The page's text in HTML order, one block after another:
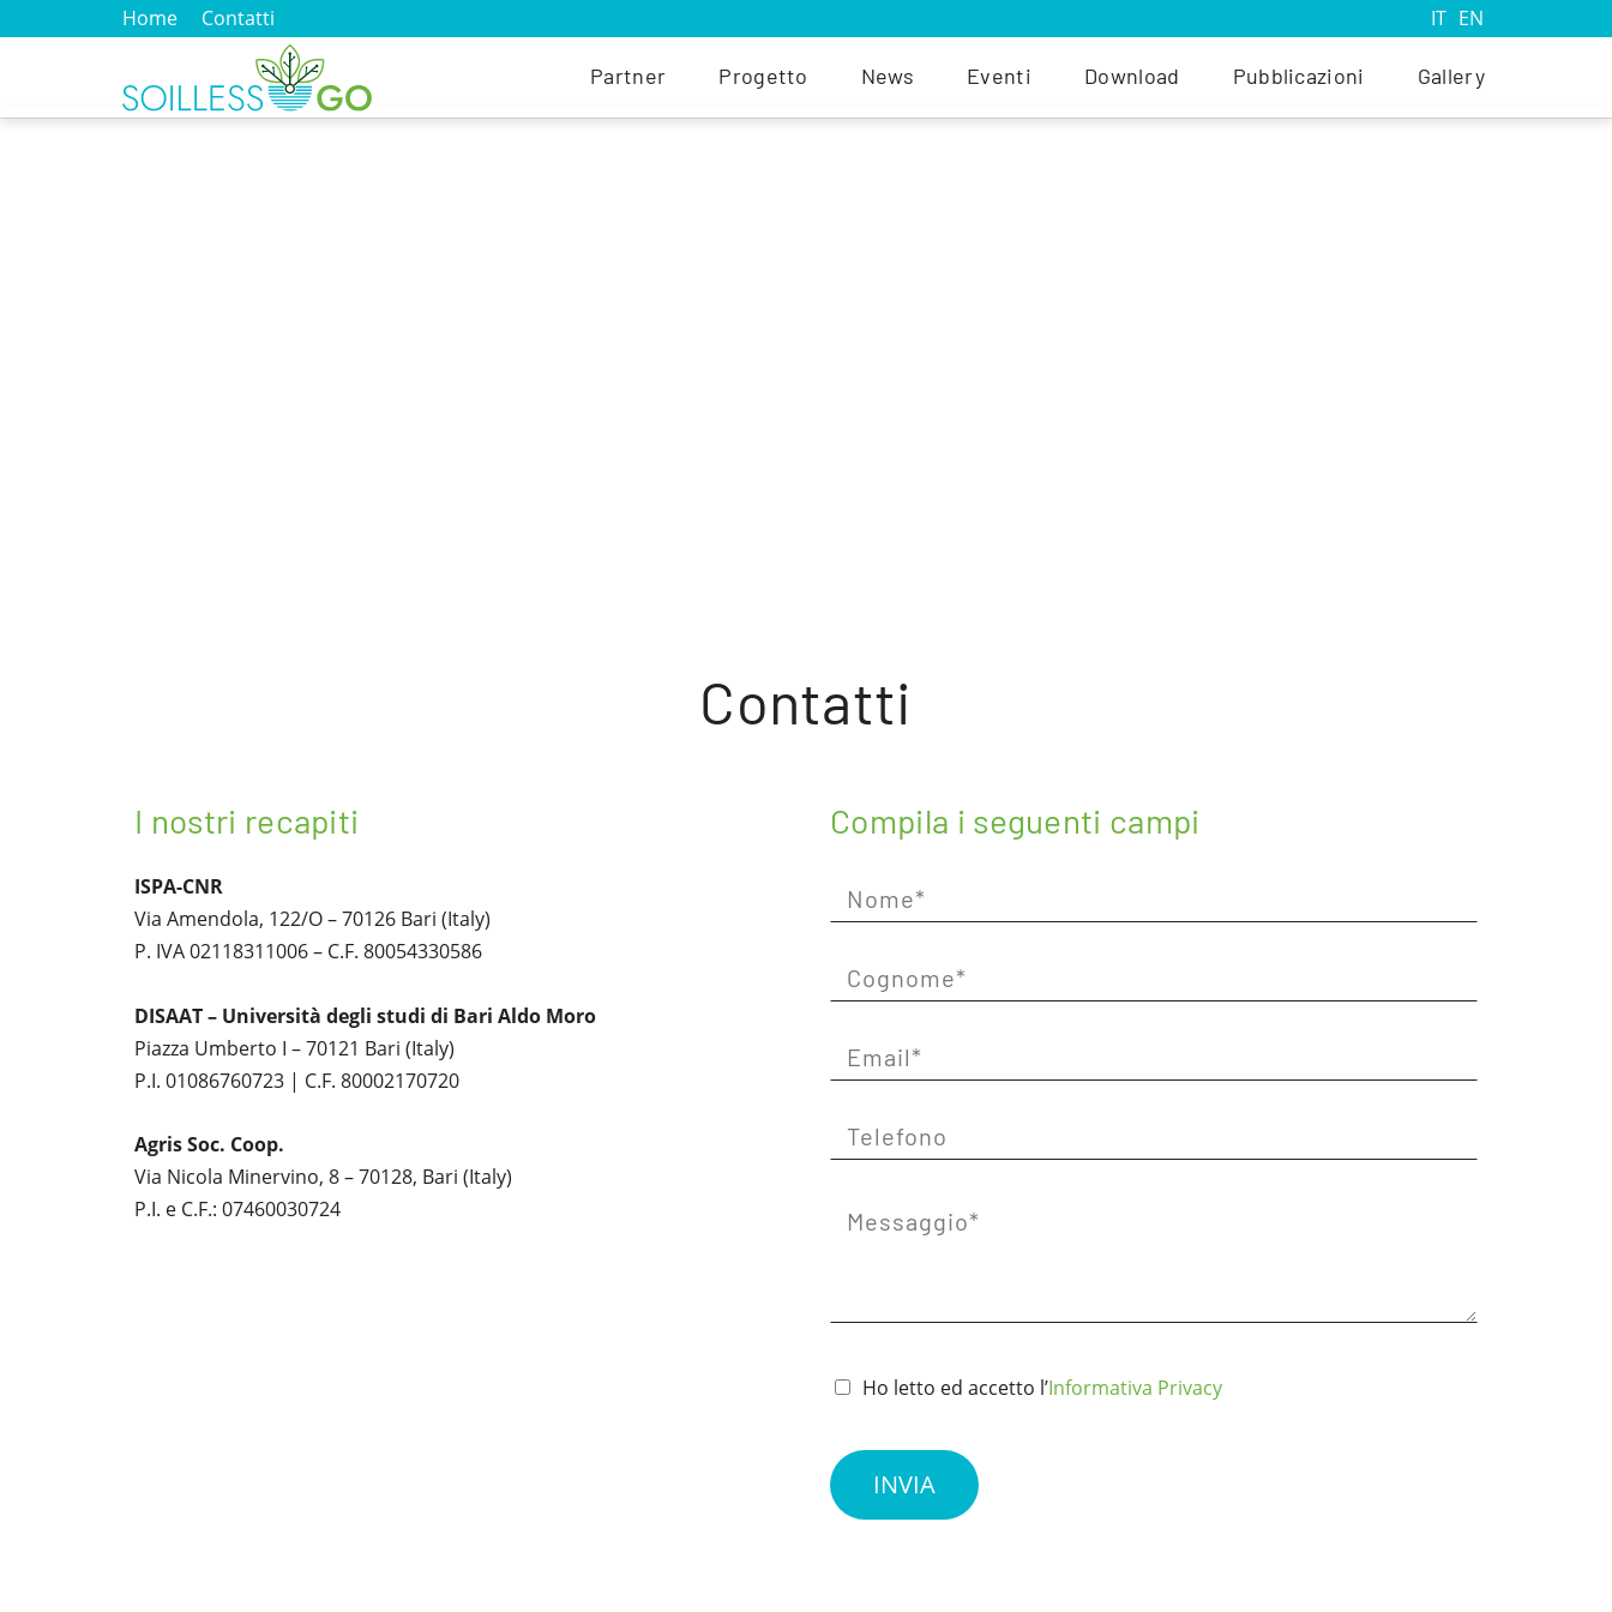
Home Contatti IT EN
Partner Progetto News Eventi Download Pubblicazioni Gallery
Contatti
I nostri recapiti
ISPA-CNR
Via Amendola, 122/O – 70126 Bari (Italy)
P. IVA 02118311006 – C.F. 80054330586
DISAAT – Università degli studi di Bari Aldo Moro
Piazza Umberto I – 70121 Bari (Italy)
P.I. 01086760723 | C.F. 80002170720
Agris Soc. Coop.
Via Nicola Minervino, 8 – 70128, Bari (Italy)
P.I. e C.F.: 07460030724
Compila i seguenti campi
Ho letto ed accetto l’Informativa Privacy